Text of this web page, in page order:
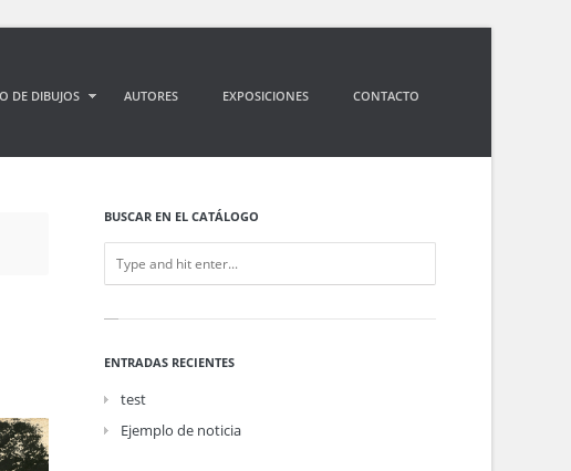
DE DIBUJOS AUTORES EXPOSICIONES CONTACTO
BUSCAR EN EL CATÁLOGO
ENTRADAS RECIENTES
test
Ejemplo de noticia